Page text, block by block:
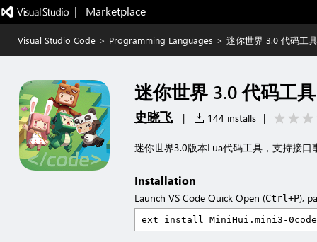
|   Marketplace
Visual Studio Code > Programming Languages > 迷你世界 3.0 代码工具
迷你世界 3.0 代码工具
史晓飞 | 144 installs |
迷你世界3.0版本Lua代码工具，支持接口
Installation
Launch VS Code Quick Open (Ctrl+P),